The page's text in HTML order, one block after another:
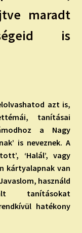
maradt
is
azt is,
tanításai
a Nagy
is neveznek. A
‘Halál’, vagy
kártyalapnak van
használd
tanításokat
hatékony